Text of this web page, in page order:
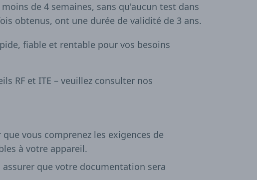
de 4 semaines, sans qu'aucun test dans
obtenus, ont une durée de validité de 3 ans.
fiable et rentable pour vos besoins
RF et ITE – veuillez consulter nos
vous comprenez les exigences de
à votre appareil.
assurer que votre documentation sera